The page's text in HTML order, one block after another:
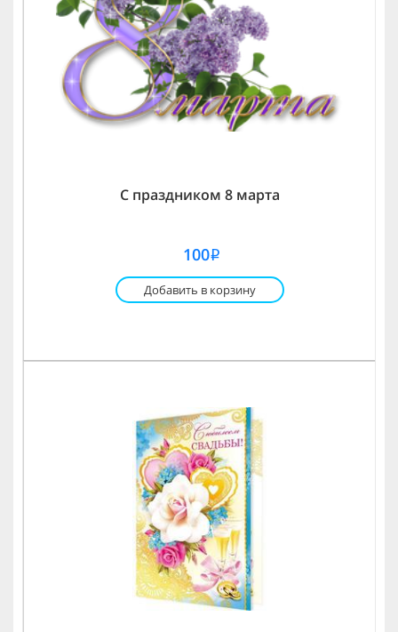
С праздником 8 марта
100i
Добавить в корзину